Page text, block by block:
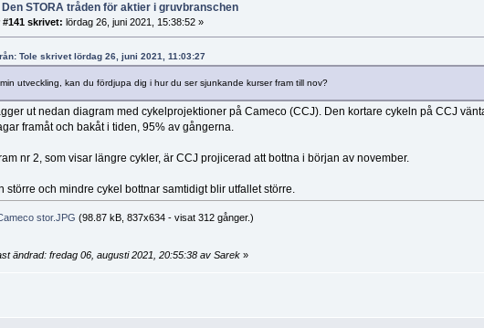
Den STORA tråden för aktier i gruvbranschen
#141 skrivet: lördag 26, juni 2021, 15:38:52 »
Tole skrivet lördag 26, juni 2021, 11:03:27
utveckling, kan du fördjupa dig i hur du ser sjunkande kurser fram till nov?
ut nedan diagram med cykelprojektioner på Cameco (CCJ). Den kortare cykeln på CCJ
framåt och bakåt i tiden, 95% av gångerna.
nr 2, som visar längre cykler, är CCJ projicerad att bottna i början av november.
större och mindre cykel bottnar samtidigt blir utfallet större.
stor.JPG (98.87 kB, 837x634 - visat 312 gånger.)
ändrad: fredag 06, augusti 2021, 20:55:38 av Sarek»